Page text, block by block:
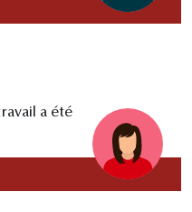
a été